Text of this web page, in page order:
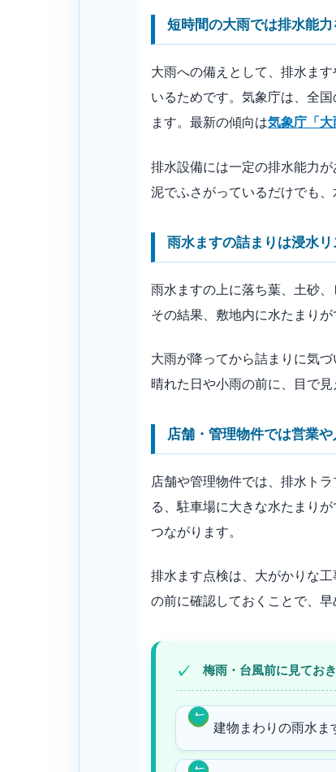
短時間の大雨では排水能
大雨への備えとして、排水ま
いるためです。気象庁は、全
ます。最新の傾向は気象庁「大
排水設備には一定の排水能力
泥でふさがっているだけでも
雨水ますの詰まりは浸水
雨水ますの上に落ち葉、土砂
その結果、敷地内に水たまり
大雨が降ってから詰まりに気
晴れた日や小雨の前に、目で
店舗・管理物件では営業
店舗や管理物件では、排水ト
る、駐車場に大きな水たまり
つながります。
排水ます点検は、大がかりな
の前に確認しておくことで、
梅雨・台風前に見てお
建物まわりの雨水ま